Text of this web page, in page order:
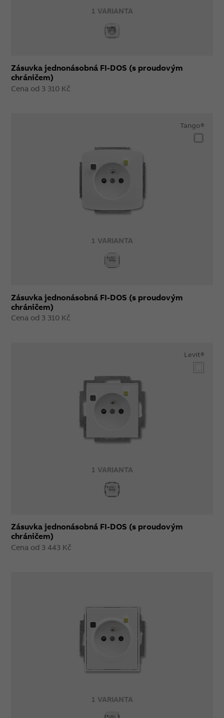
1 VARIANTA
Zásuvka jednonásobná FI-DOS (s proudovým
chráničem)
Cena od 3 310 Kč
1 VARIANTA
Tango®
Zásuvka jednonásobná FI-DOS (s proudovým
chráničem)
Cena od 3 310 Kč
1 VARIANTA
Levit®
Zásuvka jednonásobná FI-DOS (s proudovým
chráničem)
Cena od 3 443 Kč
1 VARIANTA